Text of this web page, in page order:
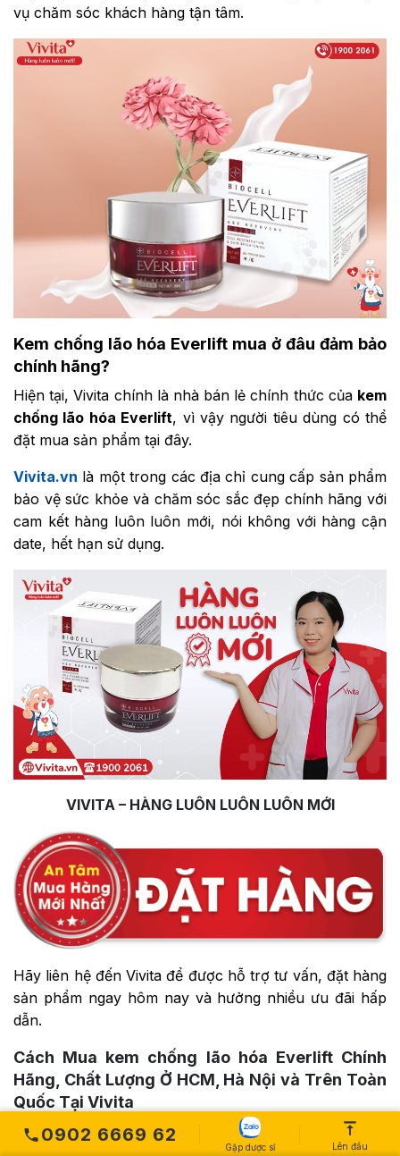
vụ chăm sóc khách hàng tận tâm.
Kem chống lão hóa Everlift mua ở đâu đảm bảo
chính hãng?
Hiện tại, Vivita chính là nhà bán lẻ chính thức của kem
chống lão hóa Everlift, vì vậy người tiêu dùng có thể
đặt mua sản phẩm tại đây.
Vivita.vn là một trong các địa chỉ cung cấp sản phẩm
bảo vệ sức khỏe và chăm sóc sắc đẹp chính hãng với
cam kết hàng luôn luôn mới, nói không với hàng cận
date, hết hạn sử dụng.
VIVITA – HÀNG LUÔN LUÔN LUÔN MỚI
Hãy liên hệ đến Vivita để được hỗ trợ tư vấn, đặt hàng
sản phẩm ngay hôm nay và hưởng nhiều ưu đãi hấp
dẫn.
Cách Mua kem chống lão hóa Everlift Chính
Hãng, Chất Lượng Ở HCM, Hà Nội và Trên Toàn
Quốc Tại Vivita
Kem chống lão hóa Everlift bán/mua ở đâu? Mua Sản
0902 6669 62
Gặp dược sĩ Lên đầu